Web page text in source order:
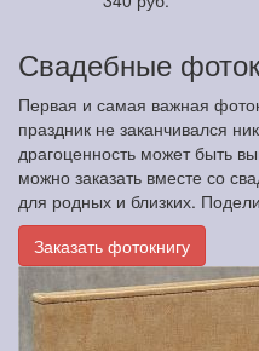
Свадебные
Первая и самая важная
праздник не заканчивался
драгоценность может быть
можно заказать вместе со
для родных и близких.
Заказать фотокнигу